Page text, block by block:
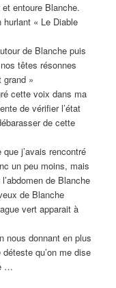
entoure Blanche.
« Le Diable
de Blanche puis
têtes résonnes
grand »
cette voix dans ma
de vérifier l’état
de cette
j’avais rencontré
un peu moins, mais
de Blanche
de Blanche
vert apparait à
nous donnant en plus
qu’on me dise
…